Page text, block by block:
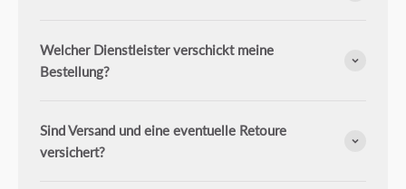
Welcher Dienstleister verschickt meine
Bestellung?
Sind Versand und eine eventuelle Retoure
versichert?